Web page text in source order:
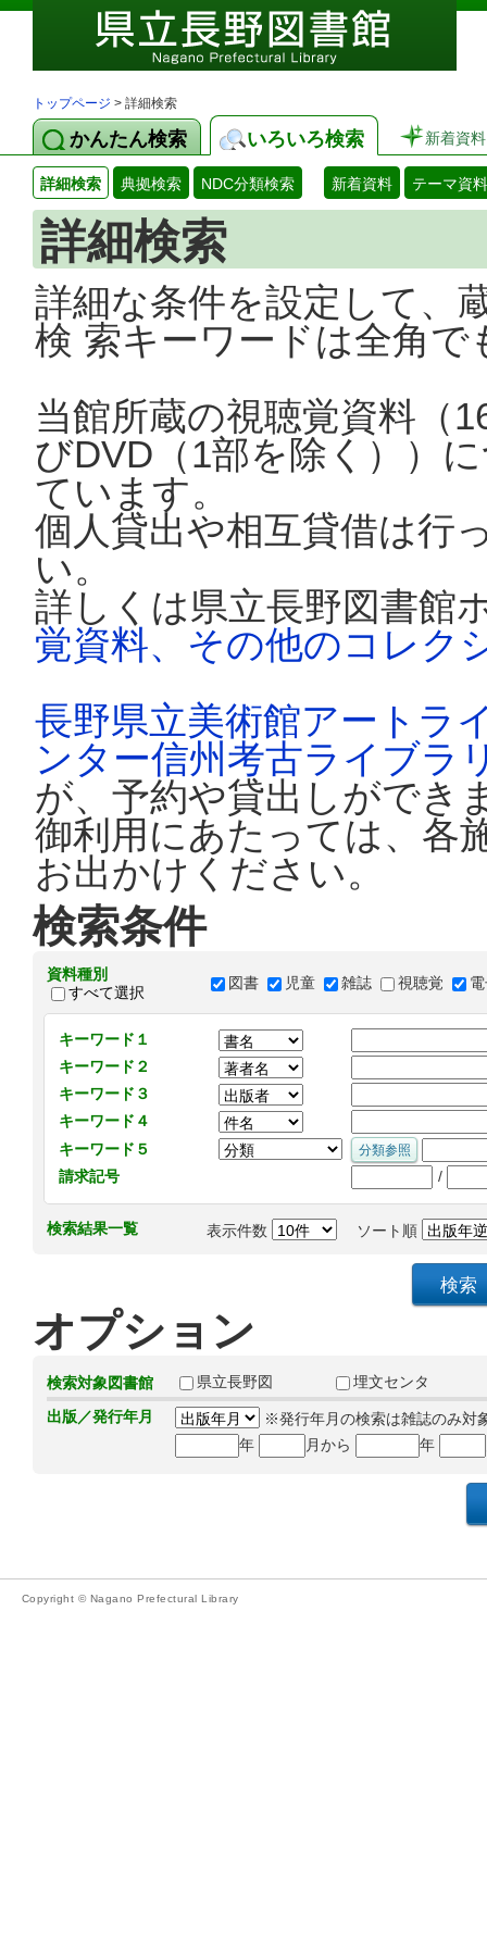
トップページ > 詳細検索
かんたん検索 いろいろ検索 新着資料
詳細検索 典拠検索 NDC分類検索 新着資料 テーマ資料
詳細検索
詳細な条件を設定して、
検 索キーワードは全角
当館所蔵の視聴覚資料（
びDVD（1部を除く））
ています。
個人貸出や相互貸借は行
い。
詳しくは県立長野図書館
覚資料、その他のコレク
長野県立美術館アートラ
ンター信州考古ライブラ
が、予約や貸出しができ
御利用にあたっては、各
お出かけください。
検索条件
資料種別
すべて選択
図書 児童 雑誌 視聴覚
キーワード１
キーワード２
キーワード３
キーワード４
キーワード５
請求記号
/
検索結果一覧 表示件数 ソート順
オプション
検索対象図書館 県立長野図
埋文センタ
出版／発行年月
※発行年月の検索は雑誌のみ対
年
月から 年
Copyright © Nagano Prefectural Library